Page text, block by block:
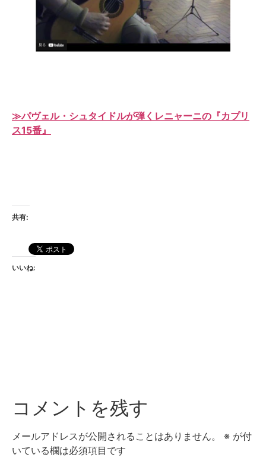
≫パヴェル・シュタイドルが弾くレニャーニの『カプリ
ス15番』
共有:
いいね:
コメントを残す
メールアドレスが公開されることはありません。 ※ が付
いている欄は必須項目です